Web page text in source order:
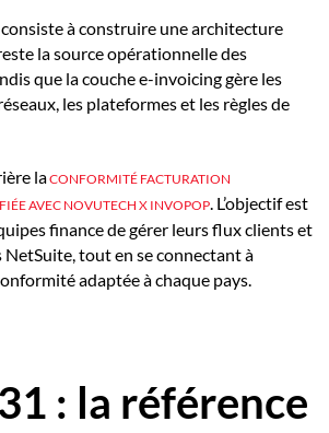
à construire une architecture
la source opérationnelle des
que la couche e-invoicing gère les
les plateformes et les règles de
laCONFORMITÉ FACTURATION
AVEC NOVUTECH X INVOPOP. L’objectif est
finance de gérer leurs flux clients et
tout en se connectant à
adaptée à chaque pays.
: la référence